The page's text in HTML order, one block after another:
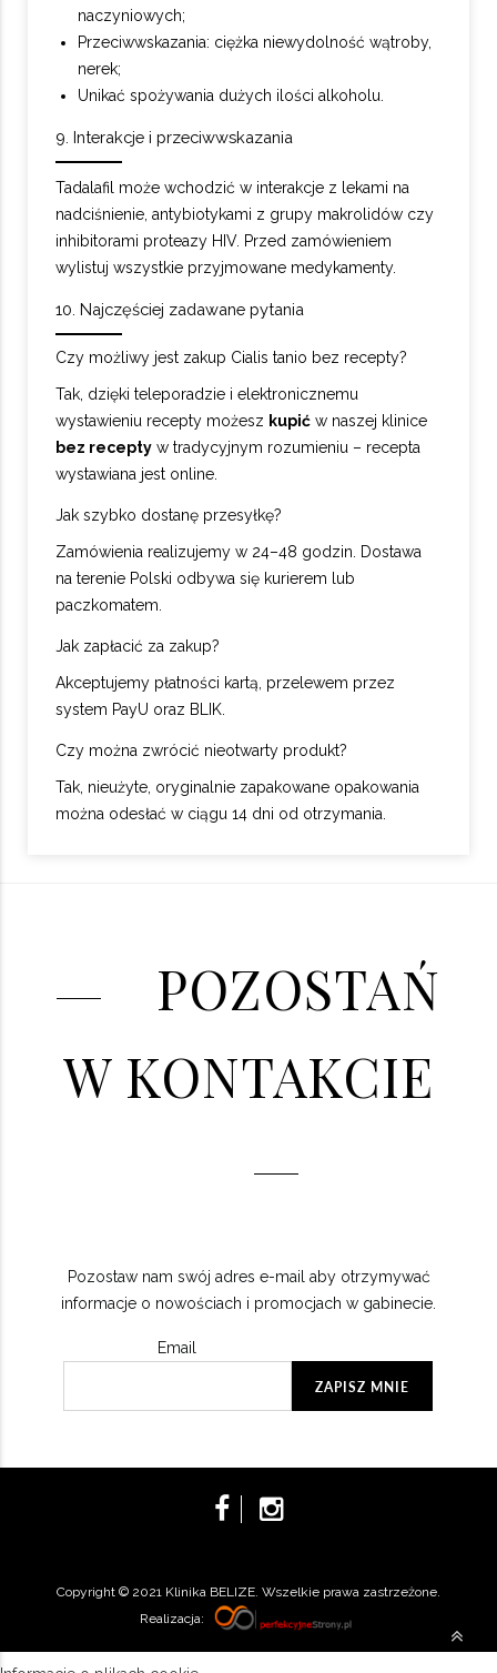
naczyniowych;
Przeciwwskazania: ciężka niewydolność wątroby,
nerek;
Unikać spożywania dużych ilości alkoholu.
9. Interakcje i przeciwwskazania
Tadalafil może wchodzić w interakcje z lekami na
nadciśnienie, antybiotykami z grupy makrolidów czy
inhibitorami proteazy HIV. Przed zamówieniem
wylistuj wszystkie przyjmowane medykamenty.
10. Najczęściej zadawane pytania
Czy możliwy jest zakup Cialis tanio bez recepty?
Tak, dzięki teleporadzie i elektronicznemu
wystawieniu recepty możesz kupić w naszej klinice
bez recepty w tradycyjnym rozumieniu – recepta
wystawiana jest online.
Jak szybko dostanę przesyłkę?
Zamówienia realizujemy w 24–48 godzin. Dostawa
na terenie Polski odbywa się kurierem lub
paczkomatem.
Jak zapłacić za zakup?
Akceptujemy płatności kartą, przelewem przez
system PayU oraz BLIK.
Czy można zwrócić nieotwarty produkt?
Tak, nieużyte, oryginalnie zapakowane opakowania
można odesłać w ciągu 14 dni od otrzymania.
POZOSTAŃ
W KONTAKCIE
Pozostaw nam swój adres e-mail aby otrzymywać
informacje o nowościach i promocjach w gabinecie.
Email
Copyright © 2021 Klinika BELIZE. Wszelkie prawa zastrzeżone.
Realizacja: